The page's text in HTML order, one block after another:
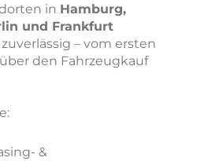
in Hamburg,
und Frankfurt
– vom ersten
den Fahrzeugkauf
&